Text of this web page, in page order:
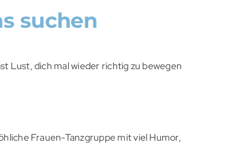
suchen
Lust, dich mal wieder richtig zu bewegen
Frauen-Tanzgruppe mit viel Humor,